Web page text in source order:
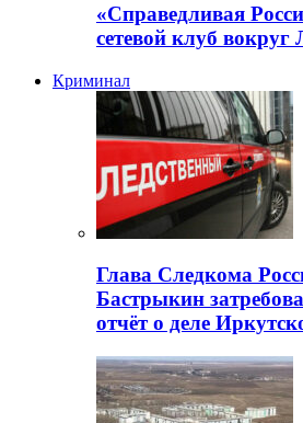
«Справедливая
сетевой клуб
Криминал
Глава Следкома
Бастрыкин
отчёт о деле